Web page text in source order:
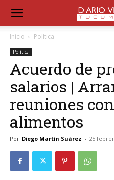
Inicio Política
Política
Acuerdo de
salarios |
reuniones
alimentos
Por Diego Martín Suárez - 25